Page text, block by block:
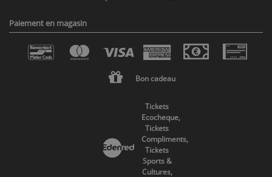
Paiement en magasin
Bon cadeau
Tickets
Ecocheque,
Tickets
Compliments,
Tickets
Sports &
Cultures,